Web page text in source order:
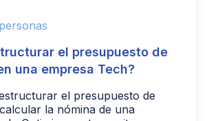
el presupuesto de
una empresa Tech?
el presupuesto de
la nómina de una